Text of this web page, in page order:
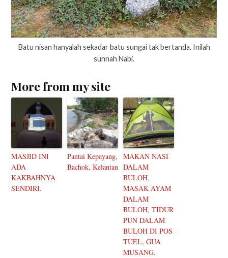
Batu nisan hanyalah sekadar batu sungai tak bertanda. Inilah
sunnah Nabi.
More from my site
MASJID INI
ADA
KAKBAHNYA
SENDIRI.
Pantai Kepayang,
Bachok, Kelantan
MAKAN NASI
DALAM
BULOH,
MASAK AYAM
DALAM
BULOH, TIDUR
PUN DALAM
BULOH DI POS
TUEL, GUA
MUSANG.